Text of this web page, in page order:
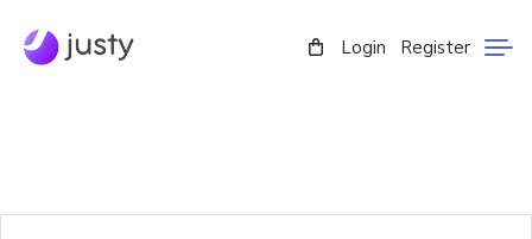
Login Register